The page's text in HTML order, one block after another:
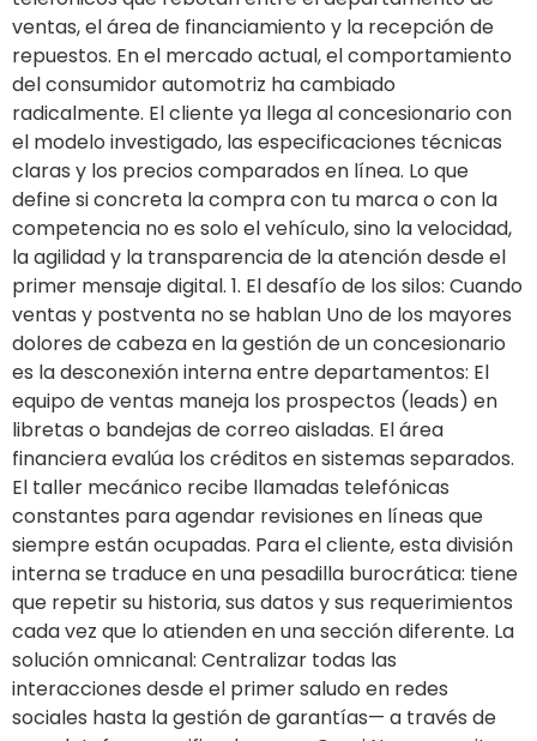
ventas, el área de financiamiento y la recepción de
repuestos. En el mercado actual, el comportamiento
del consumidor automotriz ha cambiado
radicalmente. El cliente ya llega al concesionario con
el modelo investigado, las especificaciones técnicas
claras y los precios comparados en línea. Lo que
define si concreta la compra con tu marca o con la
competencia no es solo el vehículo, sino la velocidad,
la agilidad y la transparencia de la atención desde el
primer mensaje digital. 1. El desafío de los silos: Cuando
ventas y postventa no se hablan Uno de los mayores
dolores de cabeza en la gestión de un concesionario
es la desconexión interna entre departamentos: El
equipo de ventas maneja los prospectos (leads) en
libretas o bandejas de correo aisladas. El área
financiera evalúa los créditos en sistemas separados.
El taller mecánico recibe llamadas telefónicas
constantes para agendar revisiones en líneas que
siempre están ocupadas. Para el cliente, esta división
interna se traduce en una pesadilla burocrática: tiene
que repetir su historia, sus datos y sus requerimientos
cada vez que lo atienden en una sección diferente. La
solución omnicanal: Centralizar todas las
interacciones desde el primer saludo en redes
sociales hasta la gestión de garantías— a través de